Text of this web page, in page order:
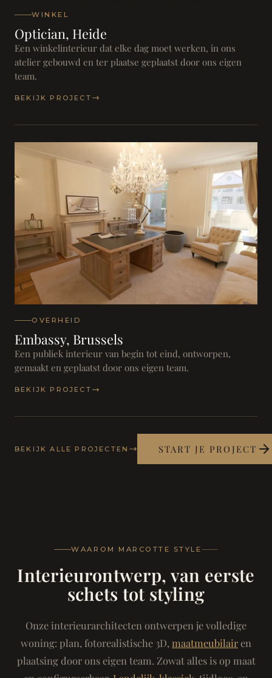
WINKEL
Optician, Heide
Een winkelinterieur dat elke dag moet werken, in ons
atelier gebouwd en ter plaatse geplaatst door ons eigen
team.
BEKIJK PROJECT
OVERHEID
Embassy, Brussels
Een publiek interieur van begin tot eind, ontworpen,
gemaakt en geplaatst door ons eigen team.
BEKIJK PROJECT
BEKIJK ALLE PROJECTEN START JE PROJECT
WAAROM MARCOTTE STYLE
Interieurontwerp, van eerste
schets tot styling
Onze interieurarchitecten ontwerpen je volledige
woning: plan, fotorealistische 3D, maatmeubilairen
plaatsing door ons eigen team. Zowat alles is op maat